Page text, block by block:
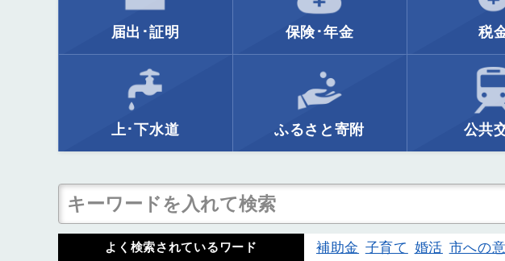
届出･証明 保険･年金 税
上･下水道 ふるさと寄附 公共
よく検索されているワード 補助金 子育て 婚活 市への